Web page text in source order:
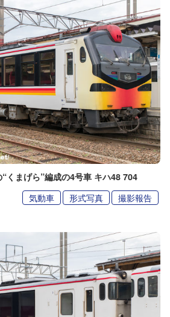
“くまげら”編成の4号車 キハ48 704
気動車 形式写真 撮影報告